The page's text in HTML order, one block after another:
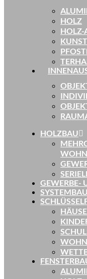
HOLZ
HOLZBAU
GEWERBE-
SYSTEMBAU